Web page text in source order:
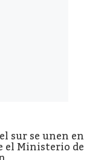
sur se unen en
el Ministerio de